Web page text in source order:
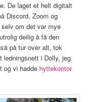
De laget et helt digitalt
Discord, Zoom og
om det var mye
deilig å få den
på tur over alt, tok
i Dolly, jeg
og vi hadde hyttekontor